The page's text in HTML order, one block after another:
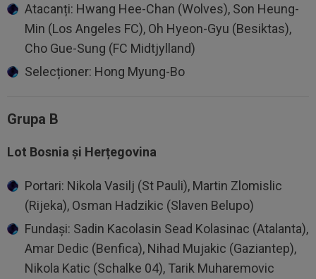
Atacanți: Hwang Hee-Chan (Wolves), Son Heung-
Min (Los Angeles FC), Oh Hyeon-Gyu (Besiktas),
Cho Gue-Sung (FC Midtjylland)
Selecționer: Hong Myung-Bo
Grupa B
Lot Bosnia și Herțegovina
Portari: Nikola Vasilj (St Pauli), Martin Zlomislic
(Rijeka), Osman Hadzikic (Slaven Belupo)
Fundași: Sadin Kacolasin Sead Kolasinac (Atalanta),
Amar Dedic (Benfica), Nihad Mujakic (Gaziantep),
Nikola Katic (Schalke 04), Tarik Muharemovic